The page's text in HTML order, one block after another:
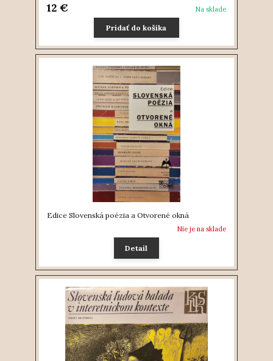
12 € Na sklade
Pridať do košíka
Edice Slovenská poézia a Otvorené okná
Nie je na sklade
Detail